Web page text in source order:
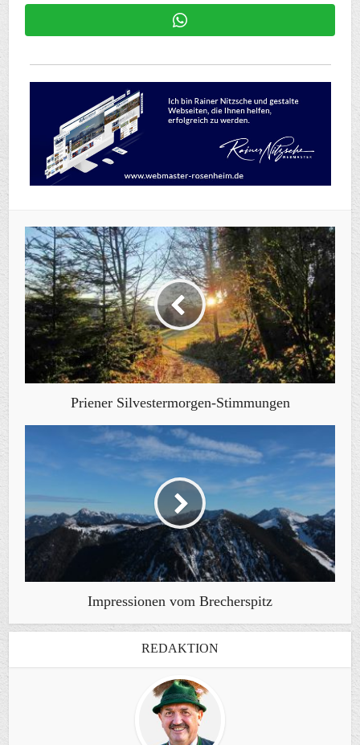
Priener Silvestermorgen-Stimmungen
Impressionen vom Brecherspitz
REDAKTION